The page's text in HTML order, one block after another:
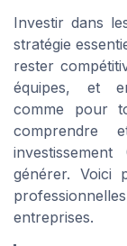
Investir dans
stratégie
rester
équipes, et
comme pour
générer. Voici
entreprises.